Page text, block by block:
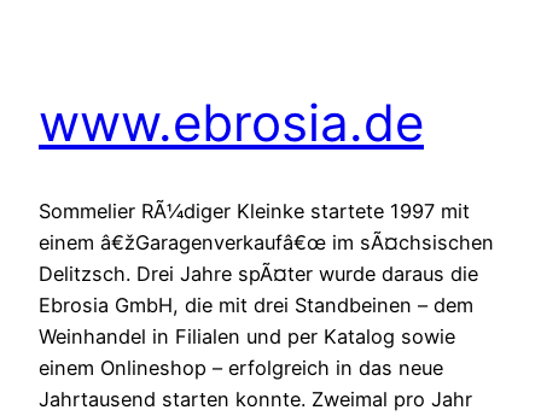
www.ebrosia.de
Sommelier RÃ¼diger Kleinke startete 1997 mit
einem â€žGaragenverkaufâ€œ im sÃ¤chsischen
Delitzsch. Drei Jahre spÃ¤ter wurde daraus die
Ebrosia GmbH, die mit drei Standbeinen – dem
Weinhandel in Filialen und per Katalog sowie
einem Onlineshop – erfolgreich in das neue
Jahrtausend starten konnte. Zweimal pro Jahr